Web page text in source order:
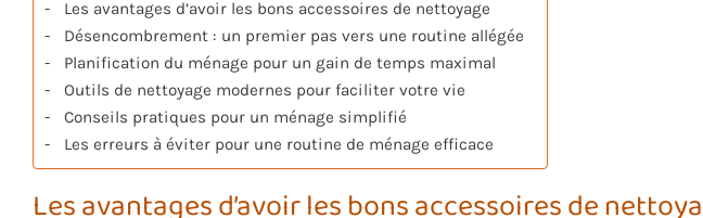
Les avantages d’avoir les bons accessoires de nettoyage
Désencombrement : un premier pas vers une routine allégée
Planification du ménage pour un gain de temps maximal
Outils de nettoyage modernes pour faciliter votre vie
Conseils pratiques pour un ménage simplifié
Les erreurs à éviter pour une routine de ménage efficace
Les avantages d’avoir les bons accessoires de